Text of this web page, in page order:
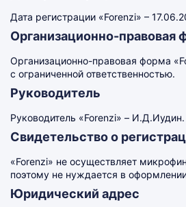
Дата регистрации «Forenzi» –
Организационно-правовая
Организационно-правовая форма
с ограниченной ответственностью.
Руководитель
Руководитель «Forenzi» – И.Д.Иудин.
Свидетельство о
«Forenzi» не осуществляет
поэтому не нуждается в
Юридический адрес